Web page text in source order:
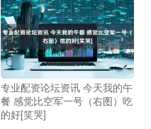
专业配资论坛资讯 今天我的午
餐 感觉比空军一号（右图）吃
的好[笑哭]